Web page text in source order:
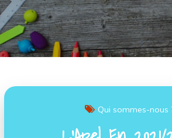
Qui sommes-nous